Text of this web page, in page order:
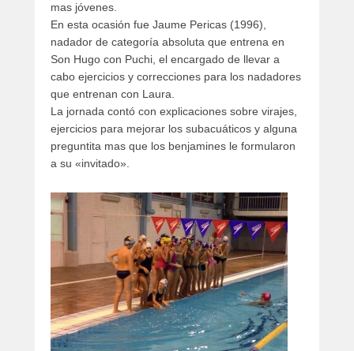
mas jóvenes.
En esta ocasión fue Jaume Pericas (1996),
nadador de categoría absoluta que entrena en
Son Hugo con Puchi, el encargado de llevar a
cabo ejercicios y correcciones para los nadadores
que entrenan con Laura.
La jornada contó con explicaciones sobre virajes,
ejercicios para mejorar los subacuáticos y alguna
preguntita mas que los benjamines le formularon
a su «invitado».